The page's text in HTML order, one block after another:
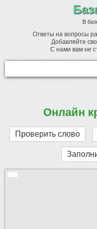
В
Ответы на вопросы
Добавляйте
С нами вам не
Онлайн
Проверить слово